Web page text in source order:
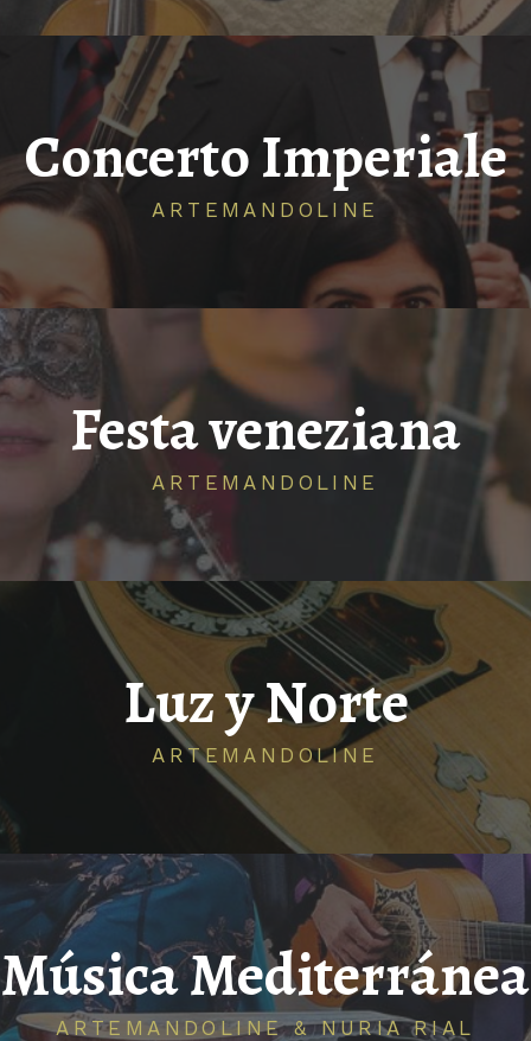
Concerto Imperiale
ARTEMANDOLINE
Festa veneziana
ARTEMANDOLINE
Luz y Norte
ARTEMANDOLINE
Música Mediterránea
ARTEMANDOLINE & NURIA RIAL